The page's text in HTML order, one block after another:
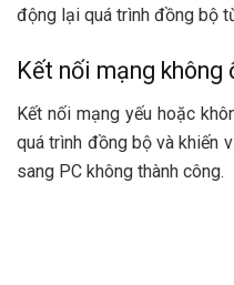
động lại quá trình đồng bộ
Kết nối mạng không
Kết nối mạng yếu hoặc
quá trình đồng bộ và khiến
sang PC không thành công.